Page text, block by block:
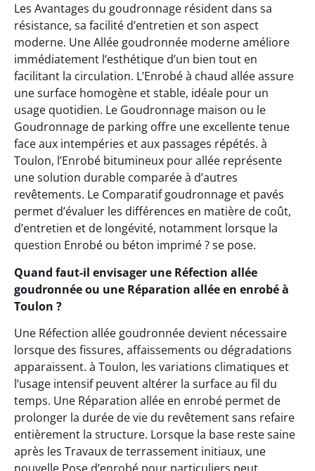
Les Avantages du goudronnage résident dans sa
résistance, sa facilité d’entretien et son aspect
moderne. Une Allée goudronnée moderne améliore
immédiatement l’esthétique d’un bien tout en
facilitant la circulation. L’Enrobé à chaud allée assure
une surface homogène et stable, idéale pour un
usage quotidien. Le Goudronnage maison ou le
Goudronnage de parking offre une excellente tenue
face aux intempéries et aux passages répétés. à
Toulon, l’Enrobé bitumineux pour allée représente
une solution durable comparée à d’autres
revêtements. Le Comparatif goudronnage et pavés
permet d’évaluer les différences en matière de coût,
d’entretien et de longévité, notamment lorsque la
question Enrobé ou béton imprimé ? se pose.
Quand faut-il envisager une Réfection allée
goudronnée ou une Réparation allée en enrobé à
Toulon ?
Une Réfection allée goudronnée devient nécessaire
lorsque des fissures, affaissements ou dégradations
apparaissent. à Toulon, les variations climatiques et
l’usage intensif peuvent altérer la surface au fil du
temps. Une Réparation allée en enrobé permet de
prolonger la durée de vie du revêtement sans refaire
entièrement la structure. Lorsque la base reste saine
après les Travaux de terrassement initiaux, une